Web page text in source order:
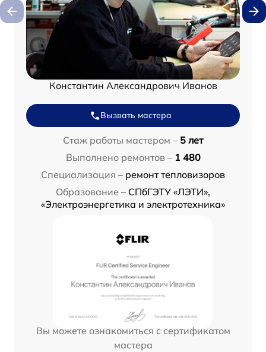
Константин Александрович Иванов
Вызвать мастера
Стаж работы мастером – 5 лет
Выполнено ремонтов – 1 480
Специализация – ремонт тепловизоров
Образование – СПбГЭТУ «ЛЭТИ»,
«Электроэнергетика и электротехника»
Вы можете ознакомиться с сертификатом
мастера